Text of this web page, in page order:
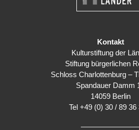
Kontakt
Kulturstiftung der
Stiftung bürgerlichen
Schloss Charlottenburg –
Spandauer Damm
14059 Berlin
Tel +49 (0) 30 / 89 36